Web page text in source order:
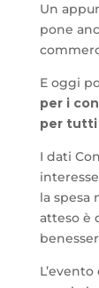
Un
pone
E oggi
per i
per tutti
I dati
la spesa
atteso è